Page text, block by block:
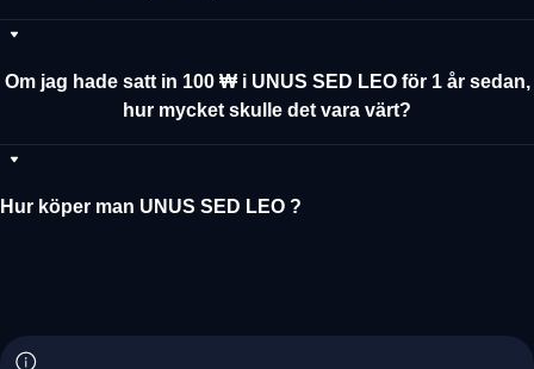
Om jag hade satt in 100 ₩ i UNUS SED LEO för 1 år sedan,
hur mycket skulle det vara värt?
Hur köper man UNUS SED LEO ?